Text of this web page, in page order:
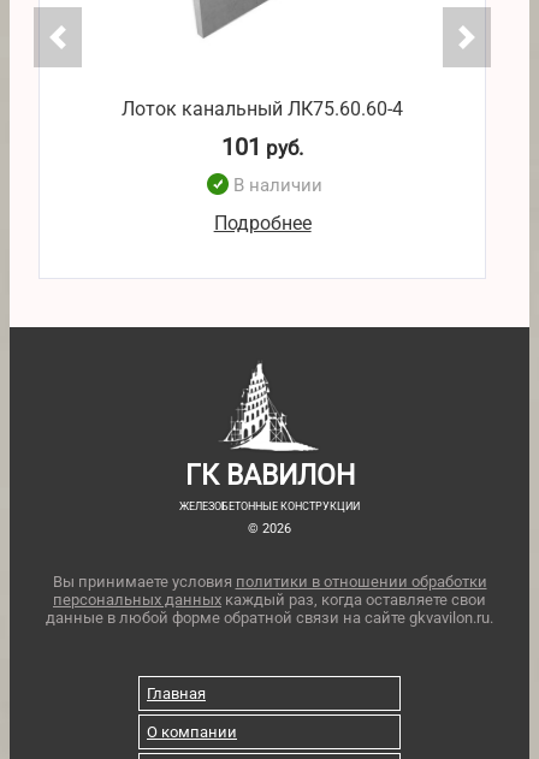
Лоток канальный ЛК75.60.60-4
101 руб.
В наличии
Подробнее
ГК ВАВИЛОН
ЖЕЛЕЗОБЕТОННЫЕ КОНСТРУКЦИИ
© 2026
Вы принимаете условия политики в отношении обработки
персональных данных каждый раз, когда оставляете свои
данные в любой форме обратной связи на сайте gkvavilon.ru.
Главная
О компании